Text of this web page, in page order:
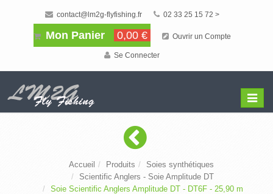
contact@lm2g-flyfishing.fr 02 33 25 15 72 >
Mon Panier 0,00 € Ouvrir un Compte
Se Connecter
Menu
Accueil Produits
Soies synthétiques
Scientific Anglers - Soie Amplitude DT
Soie Scientific Anglers Amplitude DT - DT6F - 25,90 m